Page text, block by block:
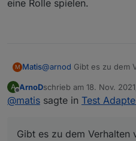
aber die FCC in [Ah] -
Nach meiner
Bei den DCB gibt es
eine Rolle spielen.
M Matis@arnod Gibt es zu dem
Ich hab das nicht ganz
nachvollziehen zu
A
Offline
ArnoDschrieb am 18. Nov.
zuletzt editiert von
@matis sagte in Test
Gibt es zu dem Verhalten